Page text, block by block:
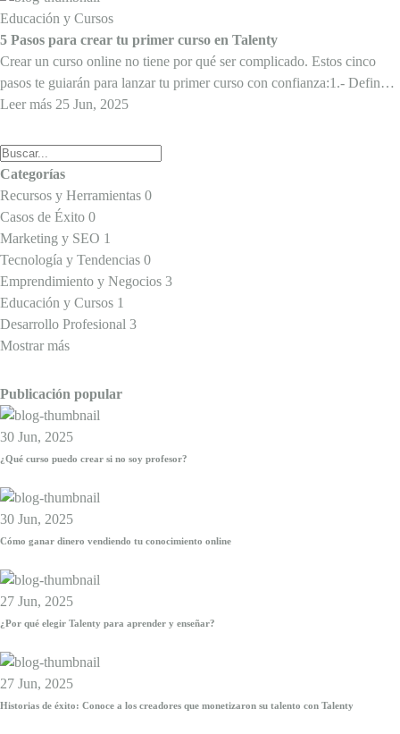
Educación y Cursos
5 Pasos para crear tu primer curso en Talenty
Crear un curso online no tiene por qué ser complicado. Estos cinco
pasos te guiarán para lanzar tu primer curso con confianza:1.- Define el
tema y a quién está ...
Leer más 25 Jun, 2025
Categorías
Recursos y Herramientas 0
Casos de Éxito 0
Marketing y SEO 1
Tecnología y Tendencias 0
Emprendimiento y Negocios 3
Educación y Cursos 1
Desarrollo Profesional 3
Mostrar más
Publicación popular
30 Jun, 2025
¿Qué curso puedo crear si no soy profesor?
30 Jun, 2025
Cómo ganar dinero vendiendo tu conocimiento online
27 Jun, 2025
¿Por qué elegir Talenty para aprender y enseñar?
27 Jun, 2025
Historias de éxito: Conoce a los creadores que monetizaron su talento con Talenty